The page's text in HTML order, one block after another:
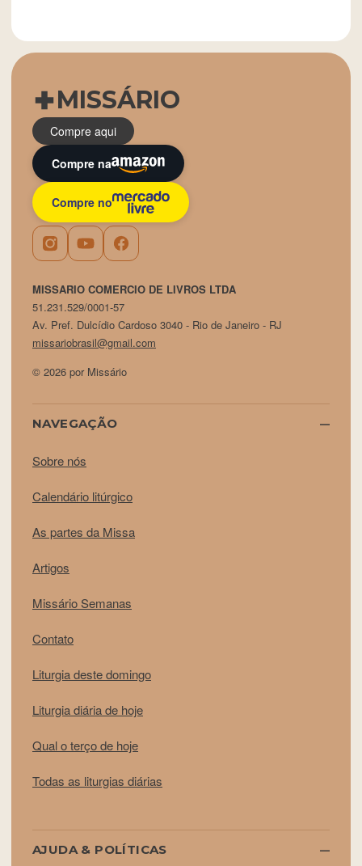
MISSÁRIO
Compre aqui
Compre na
Compre no
MISSARIO COMERCIO DE LIVROS LTDA
51.231.529/0001-57
Av. Pref. Dulcídio Cardoso 3040 - Rio de Janeiro - RJ
missariobrasil@gmail.com
© 2026 por Missário
NAVEGAÇÃO
Sobre nós
Calendário litúrgico
As partes da Missa
Artigos
Missário Semanas
Contato
Liturgia deste domingo
Liturgia diária de hoje
Qual o terço de hoje
Todas as liturgias diárias
AJUDA & POLÍTICAS